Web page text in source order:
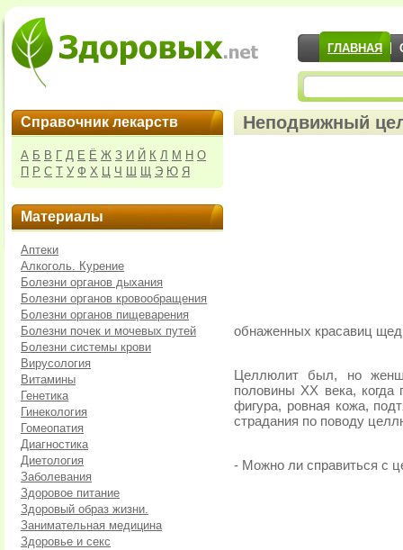
ГЛАВНАЯ
Справочник лекарств
А Б В Г Д Е Ё Ж З И Й К Л М Н О
П Р С Т У Ф Х Ц Ч Ш Щ Э Ю Я
Материалы
Аптеки
Алкоголь. Курение
Болезни органов дыхания
Болезни органов кровообращения
Болезни органов пищеварения
Болезни почек и мочевых путей
Болезни системы крови
Вирусология
Витамины
Генетика
Гинекология
Гомеопатия
Диагностика
Диетология
Заболевания
Здоровое питание
Здоровый образ жизни.
Занимательная медицина
Здоровье и секс
Неподвижный
обнаженных красавиц
Целлюлит был, но
половины XX века,
фигура, ровная кожа,
страдания по поводу
- Можно ли справиться с